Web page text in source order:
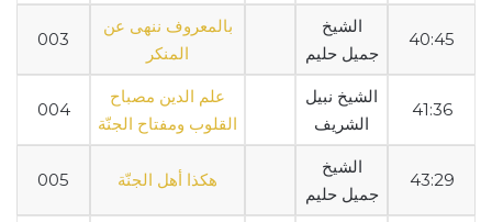
003
بالمعروف ننهى عن
المنكر
الشيخ
جميل حليم
40:45
004
علم الدين مصباح
القلوب ومفتاح الجنّة
الشيخ نبيل
الشريف
41:36
005 هكذا أهل الجنّة
الشيخ
جميل حليم
43:29